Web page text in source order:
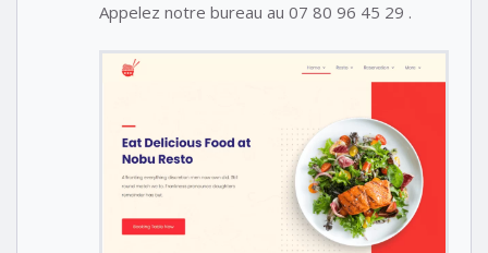
Appelez notre bureau au 07 80 96 45 29 .